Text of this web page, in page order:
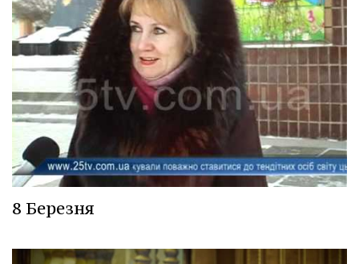
8 Березня